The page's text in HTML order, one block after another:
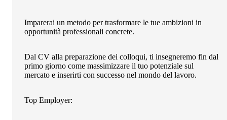
Imparerai un metodo per trasformare le tue ambizioni in
opportunità professionali concrete.
Dal CV alla preparazione dei colloqui, ti insegneremo fin dal
primo giorno come massimizzare il tuo potenziale sul
mercato e inserirti con successo nel mondo del lavoro.
Top Employer: